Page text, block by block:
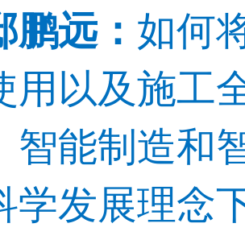
鹏远： 如何
用以及施工
智能制造和
学发展理念